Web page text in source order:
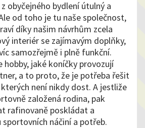
obyčejného bydlení útulný a
od toho je tu naše společnost,
díky našim návrhům zcela
interiér se zajímavým doplňky,
samozřejmě i plně funkční.
hobby, jaké koníčky provozují
a to proto, že je potřeba řešit
není nikdy dost. A jestliže
založená rodina, pak
rafinovaně poskládat a
náčiní a potřeb.